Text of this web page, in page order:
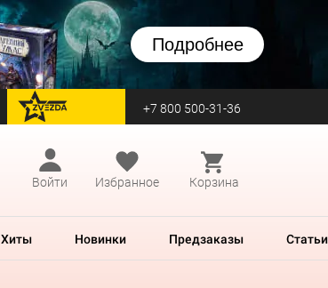
Подробнее
перейти на Zvezda +7 800 500-31-36
Войти
Избранное Корзина
Хиты Новинки Предзаказы Статьи